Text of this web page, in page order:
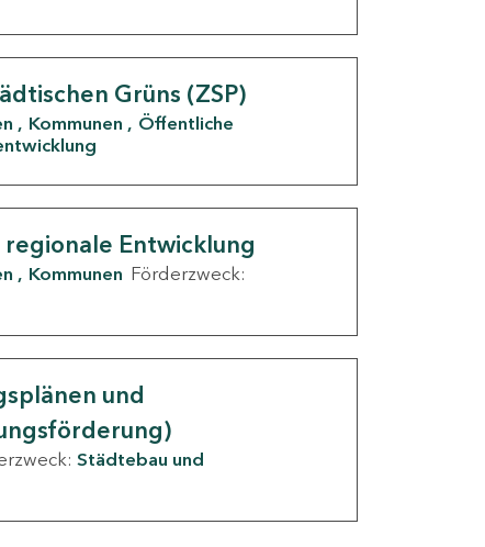
Grüns (ZSP)
Kommunen
Öffentliche
Entwicklung
Kommunen Förderzweck:
und
Städtebau und